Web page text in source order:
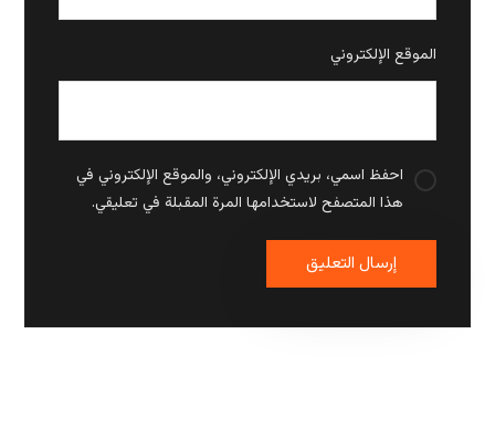
الموقع الإلكتروني
احفظ اسمي، بريدي الإلكتروني، والموقع الإلكتروني في
هذا المتصفح لاستخدامها المرة المقبلة في تعليقي.